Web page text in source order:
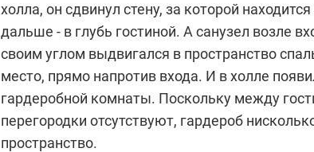
холла, он сдвинул стену, за которой
дальше - в глубь гостиной. А санузел возле
своим углом выдвигался в пространство
место, прямо напротив входа. И в холле
гардеробной комнаты. Поскольку между
перегородки отсутствуют, гардероб
пространство.